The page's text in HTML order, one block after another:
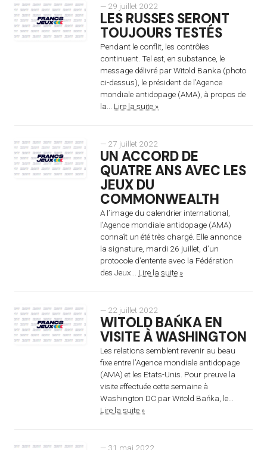
— 29 juillet 2022
LES RUSSES SERONT
TOUJOURS TESTÉS
Pendant le conflit, les contrôles
continuent. Tel est, en substance, le
message délivré par Witold Banka (photo
ci-dessus), le président de l’Agence
mondiale antidopage (AMA), à propos de
la... Lire la suite »
— 27 juillet 2022
UN ACCORD DE
QUATRE ANS AVEC LES
JEUX DU
COMMONWEALTH
A l’image du calendrier international,
l’Agence mondiale antidopage (AMA)
connaît un été très chargé. Elle annonce
la signature, mardi 26 juillet, d’un
protocole d’entente avec la Fédération
des Jeux... Lire la suite »
— 22 juillet 2022
WITOLD BAŃKA EN
VISITE À WASHINGTON
Les relations semblent revenir au beau
fixe entre l’Agence mondiale antidopage
(AMA) et les Etats-Unis. Pour preuve la
visite effectuée cette semaine à
Washington DC par Witold Bańka, le...
Lire la suite »
— 31 mai 2022